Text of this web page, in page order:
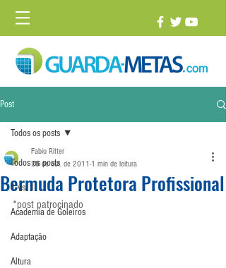
Post
Todos os posts
1 vs. 1
Academia de Goleiros
Adaptação
Altura
Todos os posts
Bermuda Protetora Profissional
Fabio Ritter
28 de out. de 2011 1 min de leitura
*post patrocinado